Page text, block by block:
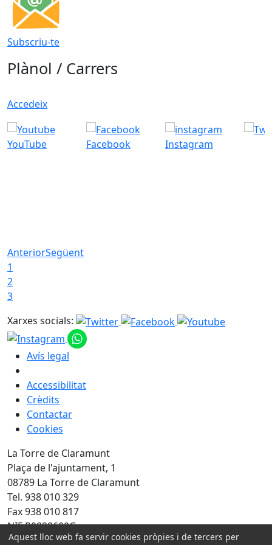
Subscriu-te
Plànol / Carrers
Accedeix
YouTube Facebook Instagram
AnteriorSegüent
1
2
3
Xarxes socials:
Avís legal
Accessibilitat
Crèdits
Contactar
Cookies
La Torre de Claramunt
Plaça de l'ajuntament, 1
08789 La Torre de Claramunt
Tel. 938 010 329
Fax 938 010 817
NIF P0828600G
Aquest lloc web fa servir cookies pròpies i de tercers per